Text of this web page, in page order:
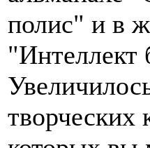
полис" и в
"Интеллект
творческих